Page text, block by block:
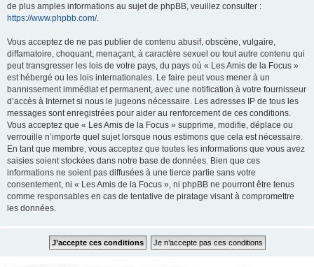
de plus amples informations au sujet de phpBB, veuillez consulter :
https://www.phpbb.com/.
Vous acceptez de ne pas publier de contenu abusif, obscène, vulgaire,
diffamatoire, choquant, menaçant, à caractère sexuel ou tout autre contenu qui
peut transgresser les lois de votre pays, du pays où « Les Amis de la Focus »
est hébergé ou les lois internationales. Le faire peut vous mener à un
bannissement immédiat et permanent, avec une notification à votre fournisseur
d’accès à Internet si nous le jugeons nécessaire. Les adresses IP de tous les
messages sont enregistrées pour aider au renforcement de ces conditions.
Vous acceptez que « Les Amis de la Focus » supprime, modifie, déplace ou
verrouille n’importe quel sujet lorsque nous estimons que cela est nécessaire.
En tant que membre, vous acceptez que toutes les informations que vous avez
saisies soient stockées dans notre base de données. Bien que ces
informations ne soient pas diffusées à une tierce partie sans votre
consentement, ni « Les Amis de la Focus », ni phpBB ne pourront être tenus
comme responsables en cas de tentative de piratage visant à compromettre
les données.